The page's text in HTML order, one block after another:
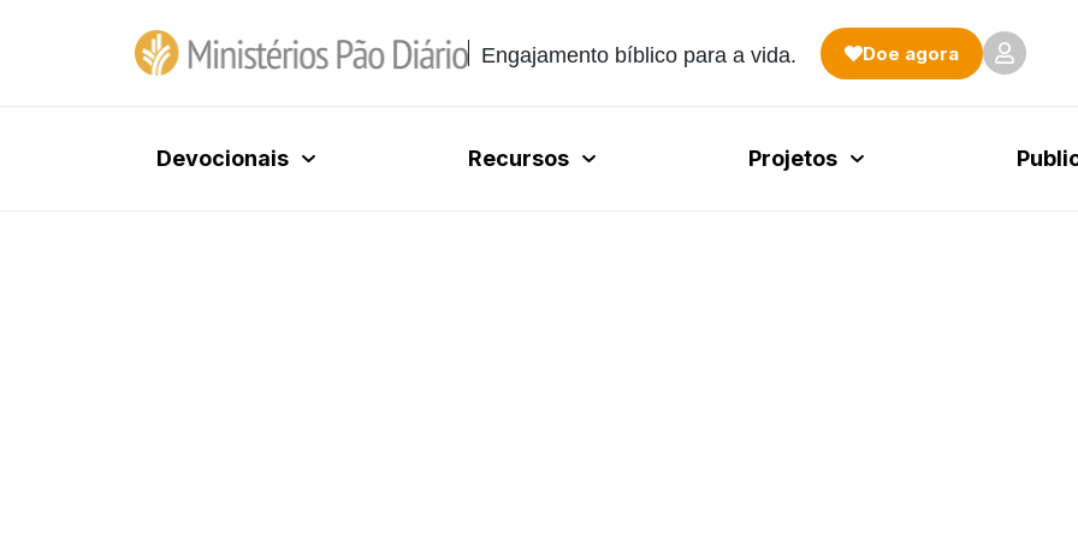
Engajamento bíblico para a vida. Doe agora
Devocionais Recursos Projetos